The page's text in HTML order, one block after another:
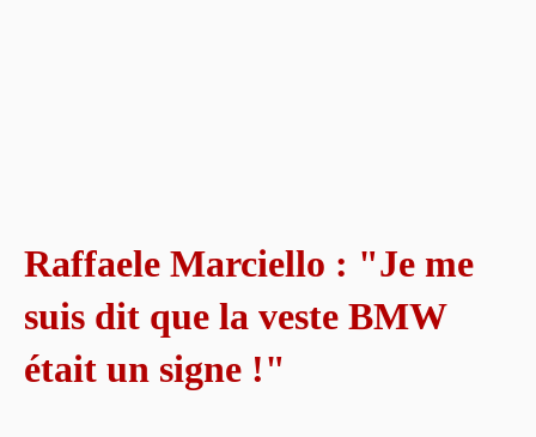
Raffaele Marciello : "Je me
suis dit que la veste BMW
était un signe !"